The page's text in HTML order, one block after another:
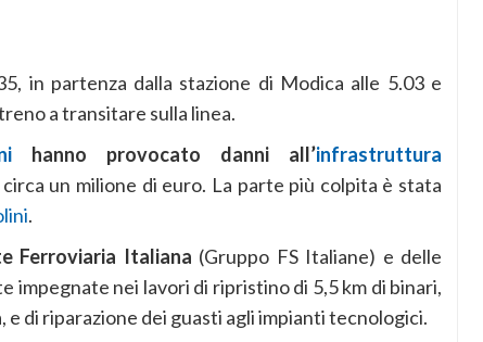
in partenza dalla stazione di Modica alle 5.03 e
a transitare sulla linea.
hanno provocato danni all’infrastruttura
un milione di euro. La parte più colpita è stata
.
Ferroviaria Italiana (Gruppo FS Italiane) e delle
impegnate nei lavori di ripristino di 5,5 km di binari,
e di riparazione dei guasti agli impianti tecnologici.